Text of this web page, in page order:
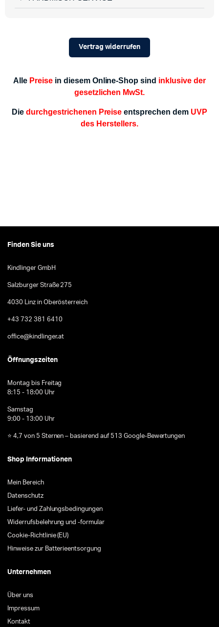
Vertrag widerrufen
Alle Preisein diesem Online-Shop sind inklusive der
gesetzlichen MwSt.
Diedurchgestrichenen Preise entsprechen dem UVP
des Herstellers.
Finden Sie uns
Kindlinger GmbH
Salzburger Straße 275
4030 Linz in Oberösterreich
+43 732 381 6410
office@kindlinger.at
Öffnungszeiten
Montag bis Freitag
8:15 - 18:00 Uhr
Samstag
9:00 - 13:00 Uhr
⭐ 4,7 von 5 Sternen – basierend auf 513 Google-Bewertungen
Shop Informationen
Mein Bereich
Datenschutz
Liefer- und Zahlungsbedingungen
Widerrufsbelehrung und -formular
Cookie-Richtlinie (EU)
Hinweise zur Batterieentsorgung
Unternehmen
Über uns
Impressum
Kontakt